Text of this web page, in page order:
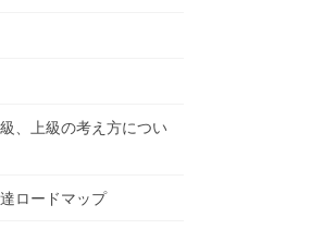
、上級の考え方につい
ロードマップ